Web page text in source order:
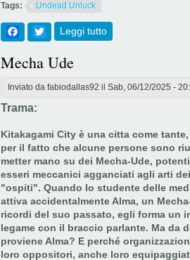
Tags: Undead Unluck
Facebook
Twitter
Leggi tutto
Mecha Ude
Inviato da fabiodallas92 il Sab, 06/12/2025 -
Trama:
Kitakagami City è una citta come
per il fatto che alcune persone sono
metter mano su dei Mecha-Ude,
esseri meccanici agganciati agli arti
"ospiti". Quando lo studente delle
attiva accidentalmente Alma, un
ricordi del suo passato, egli forma un
legame con il braccio parlante. Ma da
proviene Alma? E perché
loro oppositori, anche loro